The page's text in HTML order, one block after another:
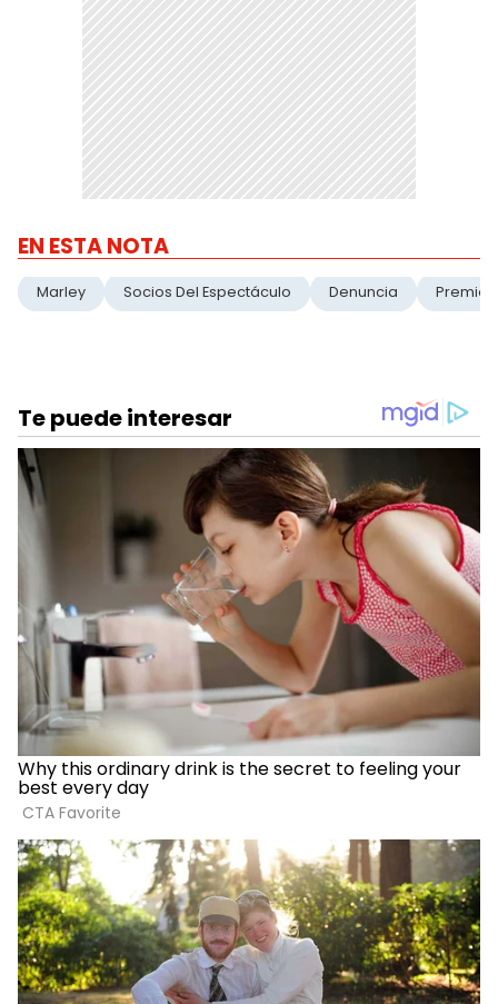
EN ESTA NOTA
Marley Socios Del Espectáculo Denuncia Premios